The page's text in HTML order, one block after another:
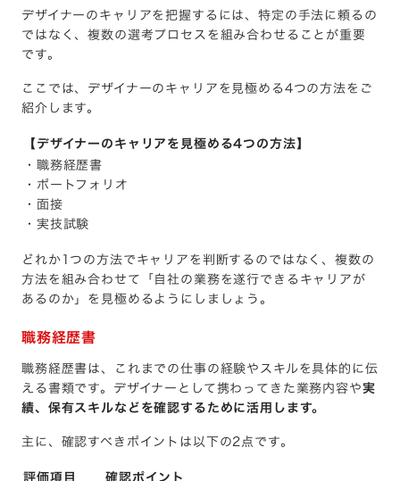
デザイナーのキャリアを把握するには、特定の手法に頼るの
ではなく、複数の選考プロセスを組み合わせることが重要
です。
ここでは、デザイナーのキャリアを見極める4つの方法をご
紹介します。
【デザイナーのキャリアを見極める4つの方法】
・職務経歴書
・ポートフォリオ
・面接
・実技試験
どれか1つの方法でキャリアを判断するのではなく、複数の
方法を組み合わせて「自社の業務を遂行できるキャリアが
あるのか」を見極めるようにしましょう。
職務経歴書
職務経歴書は、これまでの仕事の経験やスキルを具体的に伝
える書類です。デザイナーとして携わってきた業務内容や実
績、保有スキルなどを確認するために活用します。
主に、確認すべきポイントは以下の2点です。
評価項目
確認ポイント